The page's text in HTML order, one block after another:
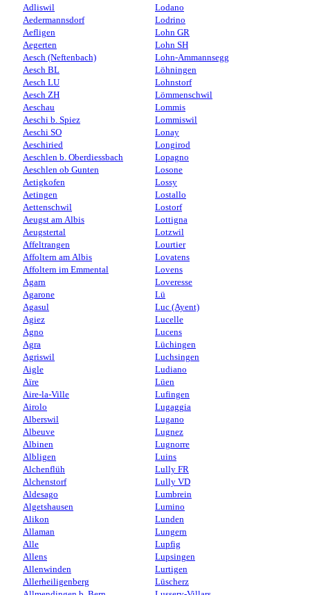
Adliswil
Aedermannsdorf
Aefligen
Aegerten
Aesch (Neftenbach)
Aesch BL
Aesch LU
Aesch ZH
Aeschau
Aeschi b. Spiez
Aeschi SO
Aeschiried
Aeschlen b. Oberdiessbach
Aeschlen ob Gunten
Aetigkofen
Aetingen
Aettenschwil
Aeugst am Albis
Aeugstertal
Affeltrangen
Affoltern am Albis
Affoltern im Emmental
Agarn
Agarone
Agasul
Agiez
Agno
Agra
Agriswil
Aigle
Aïre
Aire-la-Ville
Airolo
Alberswil
Albeuve
Albinen
Albligen
Alchenflüh
Alchenstorf
Aldesago
Algetshausen
Alikon
Allaman
Alle
Allens
Allenwinden
Allerheiligenberg
Lodano
Lodrino
Lohn GR
Lohn SH
Lohn-Ammannsegg
Löhningen
Lohnstorf
Lömmenschwil
Lommis
Lommiswil
Lonay
Longirod
Lopagno
Losone
Lossy
Lostallo
Lostorf
Lottigna
Lotzwil
Lourtier
Lovatens
Lovens
Loveresse
Lü
Luc (Ayent)
Lucelle
Lucens
Lüchingen
Luchsingen
Ludiano
Lüen
Lufingen
Lugaggia
Lugano
Lugnez
Lugnorre
Luins
Lully FR
Lully VD
Lumbrein
Lumino
Lunden
Lungern
Lupfig
Lupsingen
Lurtigen
Lüscherz